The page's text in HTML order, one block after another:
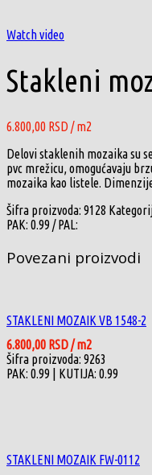
Watch video
Stakleni
6.800,00 RSD / m2
Delovi staklenih mozaika su
pvc mrežicu, omogućavaju
mozaika kao listele.
Šifra proizvoda: 9128
PAK: 0.99 / PAL:
Povezani proizvodi
STAKLENI MOZAIK VB 1548-2
6.800,00 RSD/ m2
Šifra proizvoda: 9263
PAK: 0.99 | KUTIJA: 0.99
STAKLENI MOZAIK FW-0112